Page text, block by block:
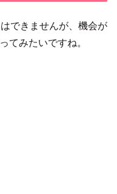
できませんが、機会が
てみたいですね。